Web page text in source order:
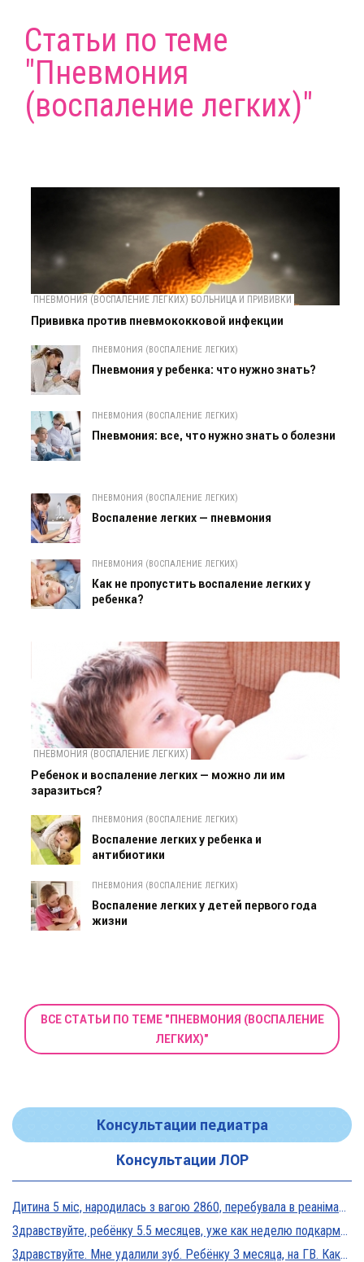
Статьи по теме
"Пневмония
(воспаление легких)"
ПНЕВМОНИЯ (ВОСПАЛЕНИЕ ЛЕГКИХ) БОЛЬНИЦА И ПРИВИВКИ
Прививка против пневмококковой инфекции
ПНЕВМОНИЯ (ВОСПАЛЕНИЕ ЛЕГКИХ)
Пневмония у ребенка: что нужно знать?
ПНЕВМОНИЯ (ВОСПАЛЕНИЕ ЛЕГКИХ)
Пневмония: все, что нужно знать о болезни
ПНЕВМОНИЯ (ВОСПАЛЕНИЕ ЛЕГКИХ)
Воспаление легких — пневмония
ПНЕВМОНИЯ (ВОСПАЛЕНИЕ ЛЕГКИХ)
Как не пропустить воспаление легких у
ребенка?
ПНЕВМОНИЯ (ВОСПАЛЕНИЕ ЛЕГКИХ)
Ребенок и воспаление легких — можно ли им
заразиться?
ПНЕВМОНИЯ (ВОСПАЛЕНИЕ ЛЕГКИХ)
Воспаление легких у ребенка и
антибиотики
ПНЕВМОНИЯ (ВОСПАЛЕНИЕ ЛЕГКИХ)
Воспаление легких у детей первого года
жизни
ВСЕ СТАТЬИ ПО ТЕМЕ "ПНЕВМОНИЯ (ВОСПАЛЕНИЕ
ЛЕГКИХ)"
Консультации педиатра
Консультации ЛОР
Дитина 5 міс, народилась з вагою 2860, перебувала в реанімації у дуже тяжкому стані, діагноз Гіпоксична енцефалопатія 2 ст. На даний момент вага 5800, відмовляється від їжі, плаче близько 5 днів, періоди активності присутні, стул зі слизом зелений оформлений, на штучному вигодовуванні Нан безлактозний,за раз або з перервами з'їдає 90-120 мл. Прошу допомоги в даній ситуації?
Здравствуйте, ребёнку 5.5 месяцев, уже как неделю подкармливаю смесью, пробовали 3 вида нан, милупа и остановились на малютке премиум, только вчера появились красные пятна вокруг рта после кормления смесью, и мы опять попробовали милупа и нан, реакция осталась, что делать?
Здравствуйте. Мне удалили зуб. Ребёнку 3 месяца, на ГВ. Какие антибиотики можно принимать? Спасибо